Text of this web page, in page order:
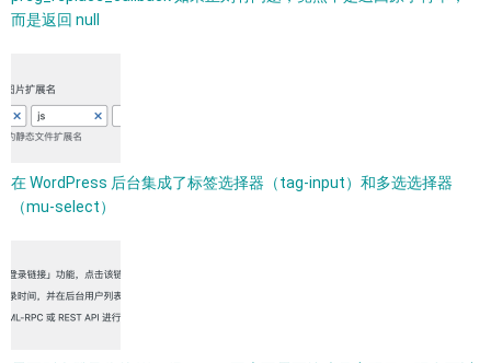
而是返回 null
在 WordPress 后台集成了标签选择器（tag-input）和多选选择器
（mu-select）